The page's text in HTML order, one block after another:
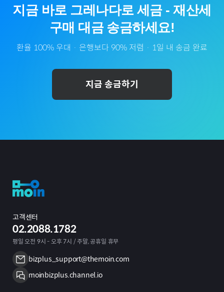
지금 바로 그레나다로 세금- 재산세
구매 대금 송금하세요!
환율 100% 우대 · 은행보다 90% 저렴 · 1일 내 송금 완료
지금 송금하기
고객센터
02.2088.1782
평일 오전 9시 - 오후 7시 / 주말, 공휴일 휴무
bizplus_support@themoin.com
moinbizplus.channel.io